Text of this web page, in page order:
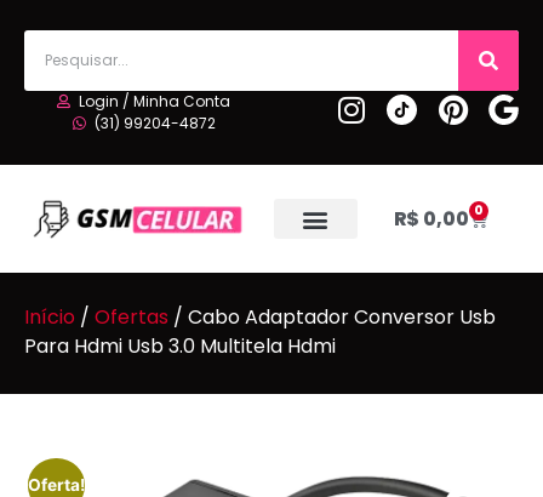
Login / Minha Conta
(31) 99204-4872
R$ 0,00 0
Início / Ofertas / Cabo Adaptador Conversor Usb
Para Hdmi Usb 3.0 Multitela Hdmi
Oferta!